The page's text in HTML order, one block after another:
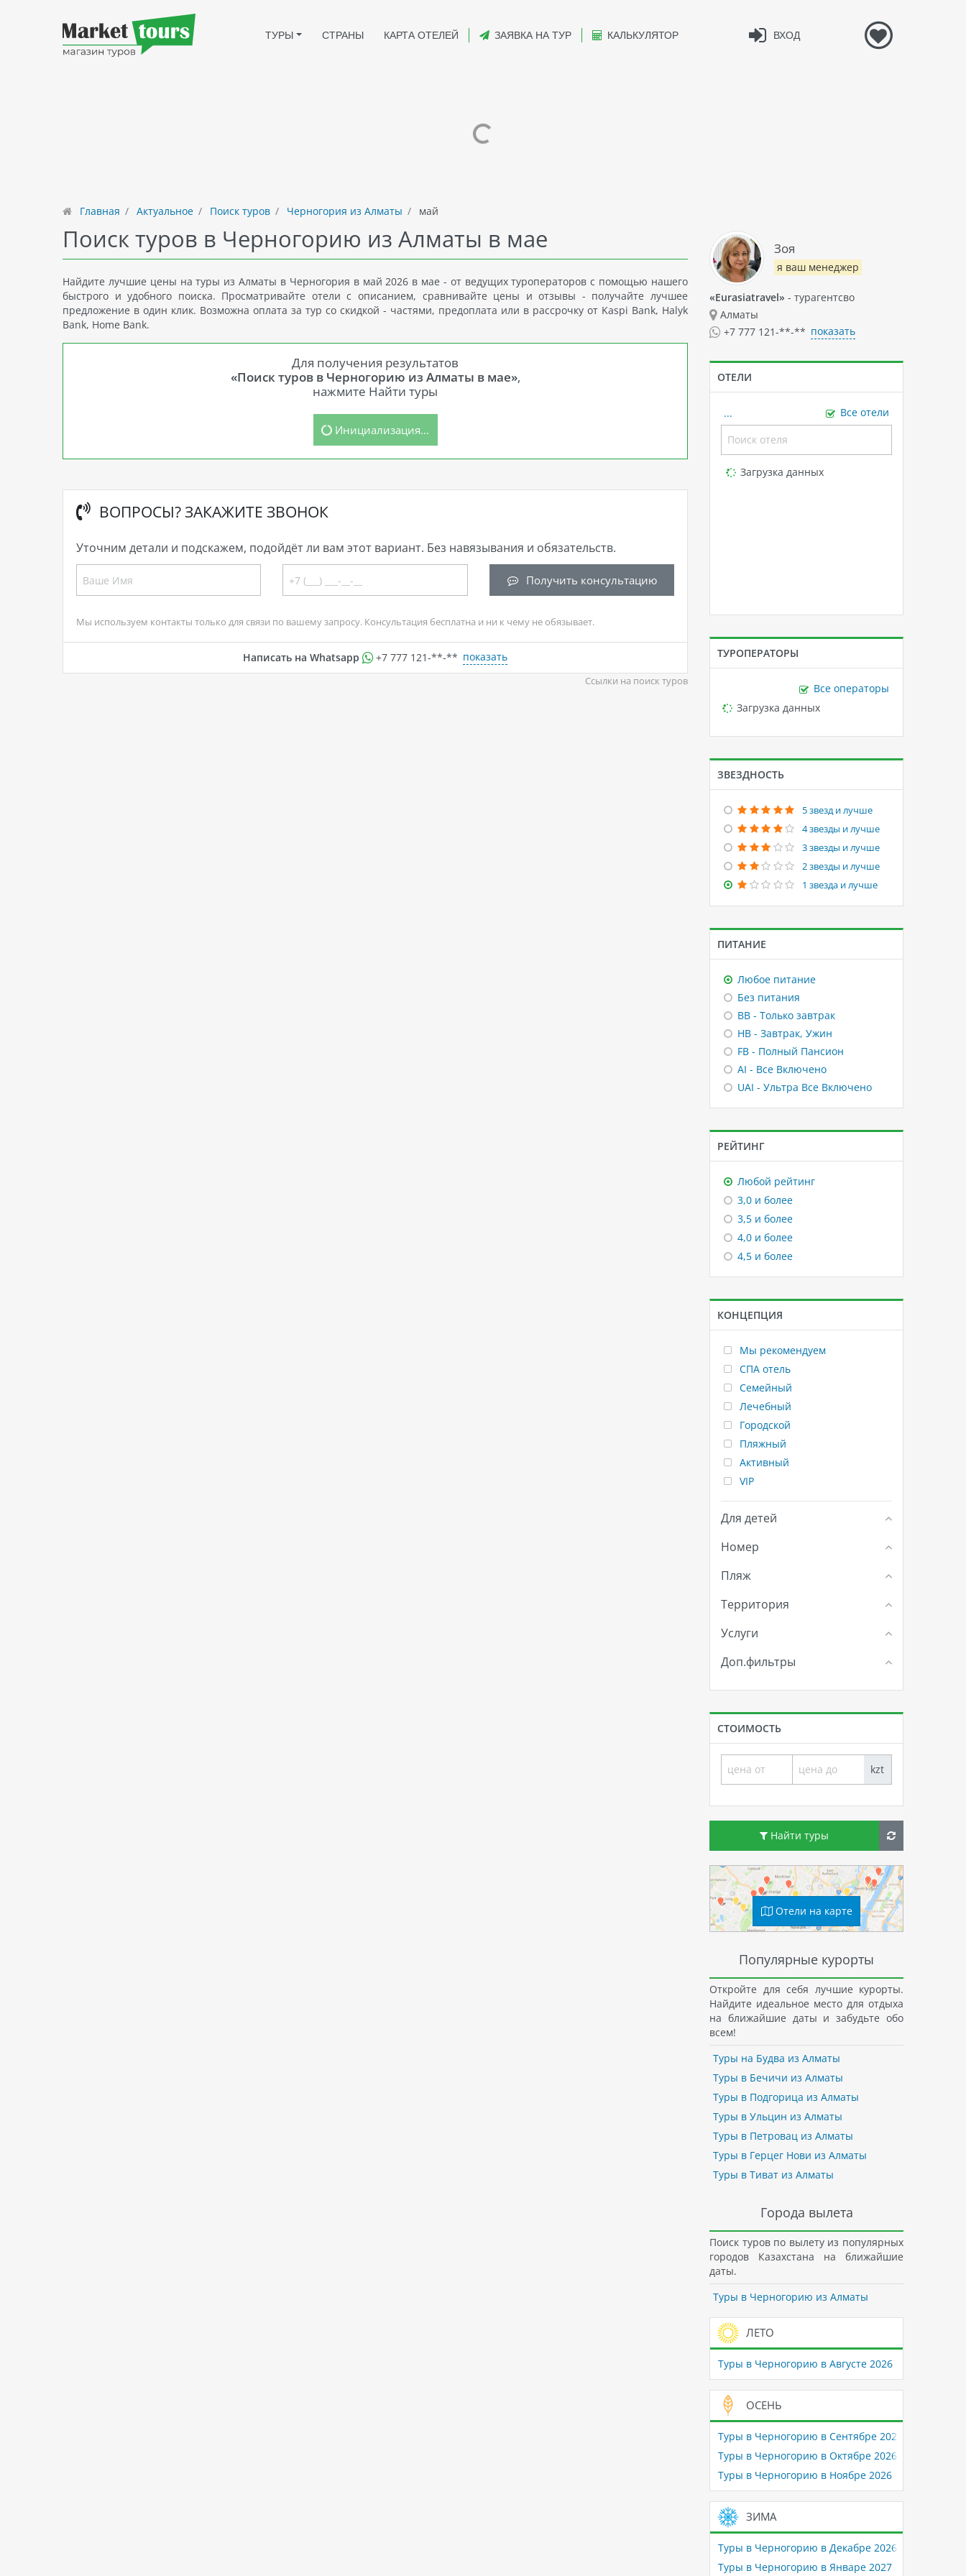
ВХОД
ТУРЫ СТРАНЫ КАРТА ОТЕЛЕЙ ЗАЯВКА НА ТУР КАЛЬКУЛЯТОР
Главная Актуальное Поиск туров Черногория из Алматы май
Поиск туров в Черногорию из Алматы в мае
Найдите лучшие цены на туры из Алматы в Черногория в май 2026 в мае - от ведущих туроператоров с помощью нашего
быстрого и удобного поиска. Просматривайте отели с описанием, сравнивайте цены и отзывы - получайте лучшее
предложение в один клик. Возможна оплата за тур со скидкой - частями, предоплата или в рассрочку от Kaspi Bank, Halyk
Bank, Home Bank.
Для получения результатов
«Поиск туров в Черногорию из Алматы в мае»,
нажмите Найти туры
Инициализация...
ВОПРОСЫ? ЗАКАЖИТЕ ЗВОНОК
Уточним детали и подскажем, подойдёт ли вам этот вариант. Без навязывания и обязательств.
Получить консультацию
Мы используем контакты только для связи по вашему запросу. Консультация бесплатна и ни к чему не обязывает.
Написать на Whatsapp +7 777 121-**-** показать
Ссылки на поиск туров
Зоя
я ваш менеджер
«Eurasiatravel» - турагентсво
Алматы
+7 777 121-**-** показать
ОТЕЛИ
... Все отели
Loading...
Загрузка данных
ТУРОПЕРАТОРЫ
Все операторы
Loading...
Загрузка данных
ЗВЕЗДНОСТЬ
5 звезд и лучше
4 звезды и лучше
3 звезды и лучше
2 звезды и лучше
1 звезда и лучше
ПИТАНИЕ
Любое питание
Без питания
BB - Только завтрак
HB - Завтрак, Ужин
FB - Полный Пансион
AI - Все Включено
UAI - Ультра Все Включено
РЕЙТИНГ
Любой рейтинг
3,0 и более
3,5 и более
4,0 и более
4,5 и более
КОНЦЕПЦИЯ
Мы рекомендуем
СПА отель
Семейный
Лечебный
Городской
Пляжный
Активный
VIP
Для детей
Номер
Пляж
Территория
Услуги
Доп.фильтры
СТОИМОСТЬ
kzt
Найти туры
Отели на карте
Популярные курорты
Откройте для себя лучшие курорты.
Найдите идеальное место для отдыха
на ближайшие даты и забудьте обо
всем!
Туры на Будва из Алматы
Туры в Бечичи из Алматы
Туры в Подгорица из Алматы
Туры в Ульцин из Алматы
Туры в Петровац из Алматы
Туры в Герцег Нови из Алматы
Туры в Тиват из Алматы
Города вылета
Поиск туров по вылету из популярных
городов Казахстана на ближайшие
даты.
Туры в Черногорию из Алматы
ЛЕТО
Туры в Черногорию в Августе 2026
ОСЕНЬ
Туры в Черногорию в Сентябре 2026
Туры в Черногорию в Октябре 2026
Туры в Черногорию в Ноябре 2026
ЗИМА
Туры в Черногорию в Декабре 2026
Туры в Черногорию в Январе 2027